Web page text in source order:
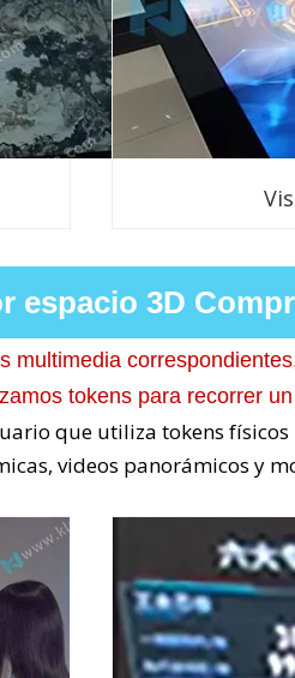
espacio 3D
multimedia
tokens para recorrer
que utiliza tokens
videos panorámicos y